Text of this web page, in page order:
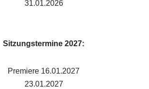
31.01.2026
Sitzungstermine 2027:
Premiere 16.01.2027
23.01.2027